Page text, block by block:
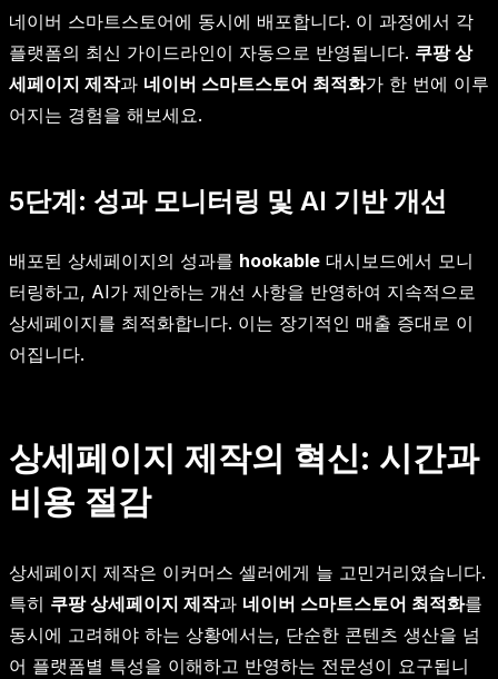
네이버 스마트스토어에 동시에 배포합니다. 이 과정에서 각
플랫폼의 최신 가이드라인이 자동으로 반영됩니다. 쿠팡 상
세페이지 제작과 네이버 스마트스토어 최적화가 한 번에 이루
어지는 경험을 해보세요.
5단계: 성과 모니터링 및 AI 기반 개선
배포된 상세페이지의 성과를 hookable 대시보드에서 모니
터링하고, AI가 제안하는 개선 사항을 반영하여 지속적으로
상세페이지를 최적화합니다. 이는 장기적인 매출 증대로 이
어집니다.
상세페이지 제작의 혁신: 시간과
비용 절감
상세페이지 제작은 이커머스 셀러에게 늘 고민거리였습니다.
특히 쿠팡 상세페이지 제작과 네이버 스마트스토어 최적화를
동시에 고려해야 하는 상황에서는, 단순한 콘텐츠 생산을 넘
어 플랫폼별 특성을 이해하고 반영하는 전문성이 요구됩니